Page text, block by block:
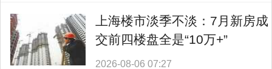
上海楼市淡季不淡：7月新房成
交前四楼盘全是“10万+”
2026-08-06 07:27